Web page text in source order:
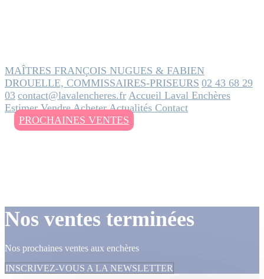
MAÎTRES FRANÇOIS NUGUES & FABIEN
DROUELLE, COMMISSAIRES-PRISEURS 02 43 68 29
03 contact@lavalencheres.fr Accueil Laval Enchères
EstimerVendreAcheterActualités Contact
PROCHAINES VENTES
Nos ventes terminées
Nos prochaines ventes aux enchères
INSCRIVEZ-VOUS A LA NEWSLETTER